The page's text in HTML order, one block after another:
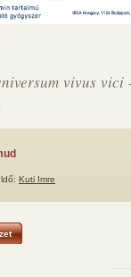
vivus vici
Kuti Imre